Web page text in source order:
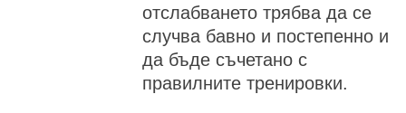
отслабването трябва да се
случва бавно и постепенно и
да бъде съчетано с
правилните тренировки.